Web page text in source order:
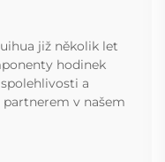
již několik let
hodinek
a
v našem